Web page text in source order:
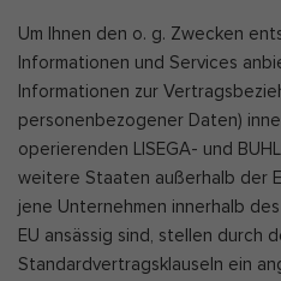
Um Ihnen den o. g. Zwecken
Informationen und Services
Informationen zur
personenbezogener Daten)
operierenden LISEGA- und
weitere Staaten außerhalb der
jene Unternehmen innerhalb
EU ansässig sind, stellen durch
Standardvertragsklauseln ein